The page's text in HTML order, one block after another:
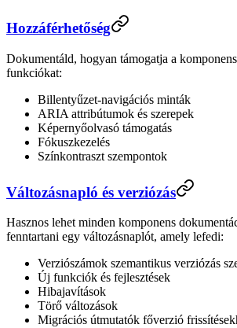
Hozzáférhetőség
Dokumentáld, hogyan támogatja a
funkciókat:
Billentyűzet-navigációs minták
ARIA attribútumok és szerepek
Képernyőolvasó támogatás
Fókuszkezelés
Színkontraszt szempontok
Változásnapló és verziózás
Hasznos lehet minden komponens
fenntartani egy változásnaplót, amely lefedi:
Verziószámok szemantikus verziózás
Új funkciók és fejlesztések
Hibajavítások
Törő változások
Migrációs útmutatók főverzió